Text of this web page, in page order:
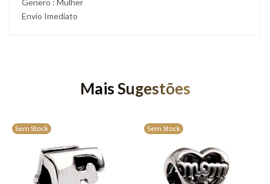
Envio Imediato
Mais Sugestões
Sem Stock Sem Stock